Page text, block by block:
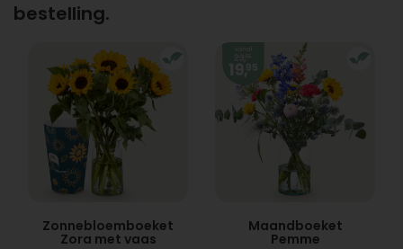
bestelling.
Zonnebloemboeket
Zora met vaas
Maandboeket
Pemme